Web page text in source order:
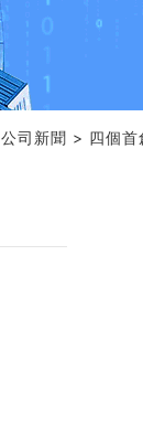
公司新聞 > 四個首